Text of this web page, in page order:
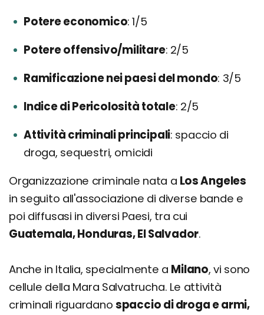
Potere economico 1/5
Potere offensivo/militare 2/5
Ramificazione nei paesi del mondo 3/5
Indice di Pericolosità totale 2/5
Attività criminali principali spaccio di
droga, sequestri, omicidi
Organizzazione criminale nata a Los Angeles
in seguito all'associazione di diverse bande e
poi diffusasi in diversi Paesi, tra cui
Guatemala, Honduras, El Salvador.
Anche in Italia, specialmente a Milano, vi sono
cellule della Mara Salvatrucha. Le attività
criminali riguardano spaccio di droga e armi,